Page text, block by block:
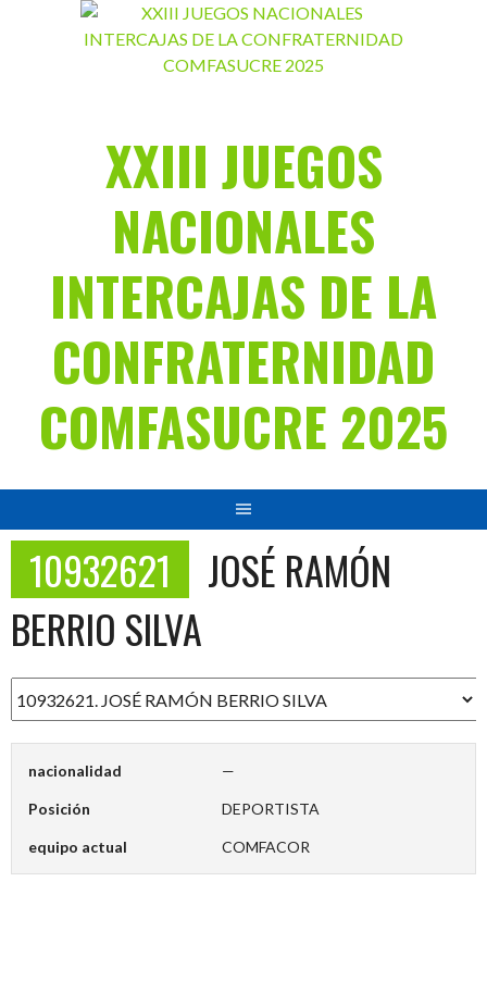
XXIII JUEGOS
NACIONALES
INTERCAJAS DE LA
CONFRATERNIDAD
COMFASUCRE 2025
10932621
JOSÉ RAMÓN
BERRIO SILVA
nacionalidad —
Posición DEPORTISTA
equipo actual COMFACOR